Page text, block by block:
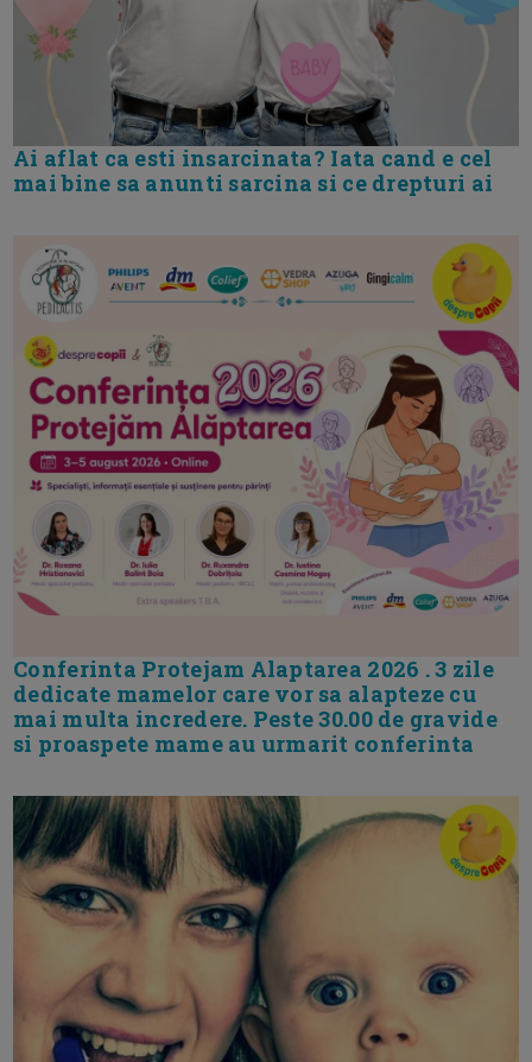
Ai aflat ca esti insarcinata? Iata cand e cel
mai bine sa anunti sarcina si ce drepturi ai
Conferinta Protejam Alaptarea 2026 . 3 zile
dedicate mamelor care vor sa alapteze cu
mai multa incredere. Peste 30.00 de gravide
si proaspete mame au urmarit conferinta